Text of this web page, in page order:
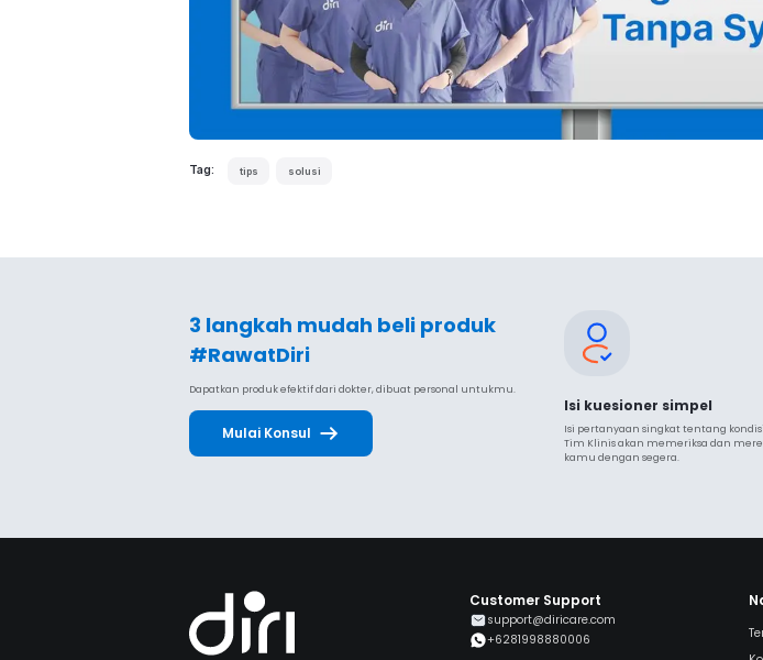
Tag: tips solusi
3 langkah mudah beli produk
#RawatDiri
Dapatkan produk efektif dari dokter, dibuat personal untukmu.
Mulai Konsul
Isi kuesioner simpel
Isi pertanyaan singkat tentang
Tim Klinis akan memeriksa dan
kamu dengan segera.
Customer Support
support@diricare.com
+6281998880006